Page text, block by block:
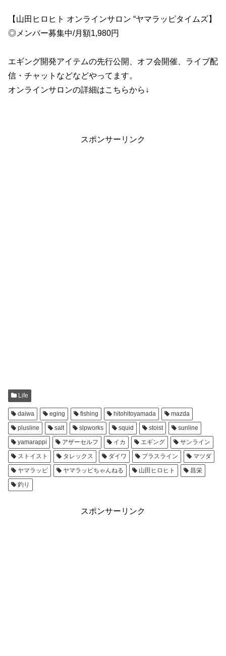
【山田ヒロヒト オンラインサロン “ヤマラッピタイムズ】
◎メンバー募集中/月額1,980円
エギング開発アイテムの先行公開、オフ会開催、ライブ配
信・チャットなどなどやってます。
オンラインサロンの詳細はこちらから↓
スポンサーリンク
Life
daiwa eging fishing hitohitoyamada
mazda
plusline
salt slpworks squid stoist
sunline
yamarappi
アザーセルフ イカ エギング
サンライン
ストイスト
タレックス ダイワ プラスライン
マツダ
ヤマラッピ
ヤマラッピちゃんねる 山田ヒロヒト
昌栄
釣り
スポンサーリンク